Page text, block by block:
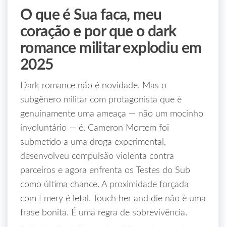
O que é Sua faca, meu
coração e por que o dark
romance militar explodiu em
2025
Dark romance não é novidade. Mas o
subgênero militar com protagonista que é
genuinamente uma ameaça — não um mocinho
involuntário — é. Cameron Mortem foi
submetido a uma droga experimental,
desenvolveu compulsão violenta contra
parceiros e agora enfrenta os Testes do Sub
como última chance. A proximidade forçada
com Emery é letal. Touch her and die não é uma
frase bonita. É uma regra de sobrevivência.